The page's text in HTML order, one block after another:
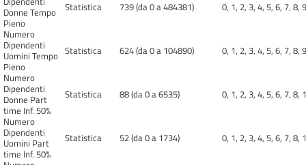
Donne Tempo
Pieno
Statistica 739 (da 0 a 484381)
0, 1, 2, 3, 4, 5, 6, 7, 8, 9
Numero
Dipendenti
Uomini Tempo
Pieno
Statistica 624 (da 0 a 104890)
0, 1, 2, 3, 4, 5, 6, 7, 8, 9
Numero
Dipendenti
Donne Part
time Inf. 50%
Statistica 88 (da 0 a 6535)
0, 1, 2, 3, 4, 5, 6, 7, 8,
Numero
Dipendenti
Uomini Part
time Inf. 50%
Statistica 52 (da 0 a 1734)
0, 1, 2, 3, 4, 5, 6, 7, 8,